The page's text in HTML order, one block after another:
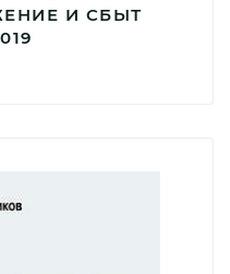
И СБЫТ